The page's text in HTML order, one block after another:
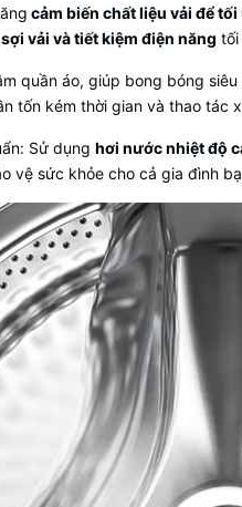
cảm biến chất liệu vải để
vải và tiết kiệm điện năng tối
quần áo, giúp bong bóng siêu
tốn kém thời gian và thao tác
: Sử dụng hơi nước nhiệt độ
vệ sức khỏe cho cả gia đình